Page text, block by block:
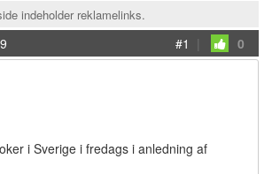
indeholder reklamelinks.
#1 | 0
i Sverige i fredags i anledning af